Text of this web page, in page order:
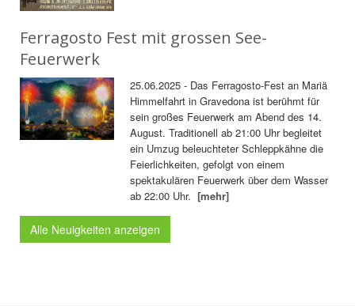
Ferragosto Fest mit grossen See-
Feuerwerk
25.06.2025 - Das Ferragosto-Fest an Mariä
Himmelfahrt in Gravedona ist berühmt für
sein großes Feuerwerk am Abend des 14.
August. Traditionell ab 21:00 Uhr begleitet
ein Umzug beleuchteter Schleppkähne die
Feierlichkeiten, gefolgt von einem
spektakulären Feuerwerk über dem Wasser
ab 22:00 Uhr.[mehr]
Alle Neuigkeiten anzeigen